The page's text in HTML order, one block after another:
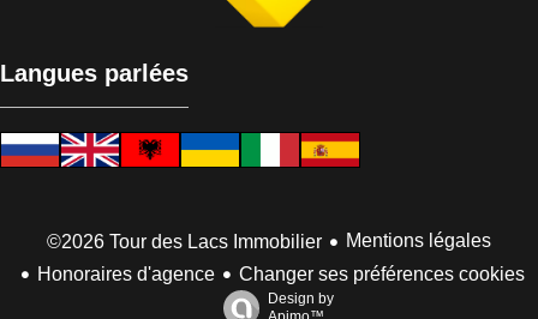
Langues parlées
©2026 Tour des Lacs Immobilier
Mentions légales
Honoraires d'agence
Changer ses préférences cookies
Design by